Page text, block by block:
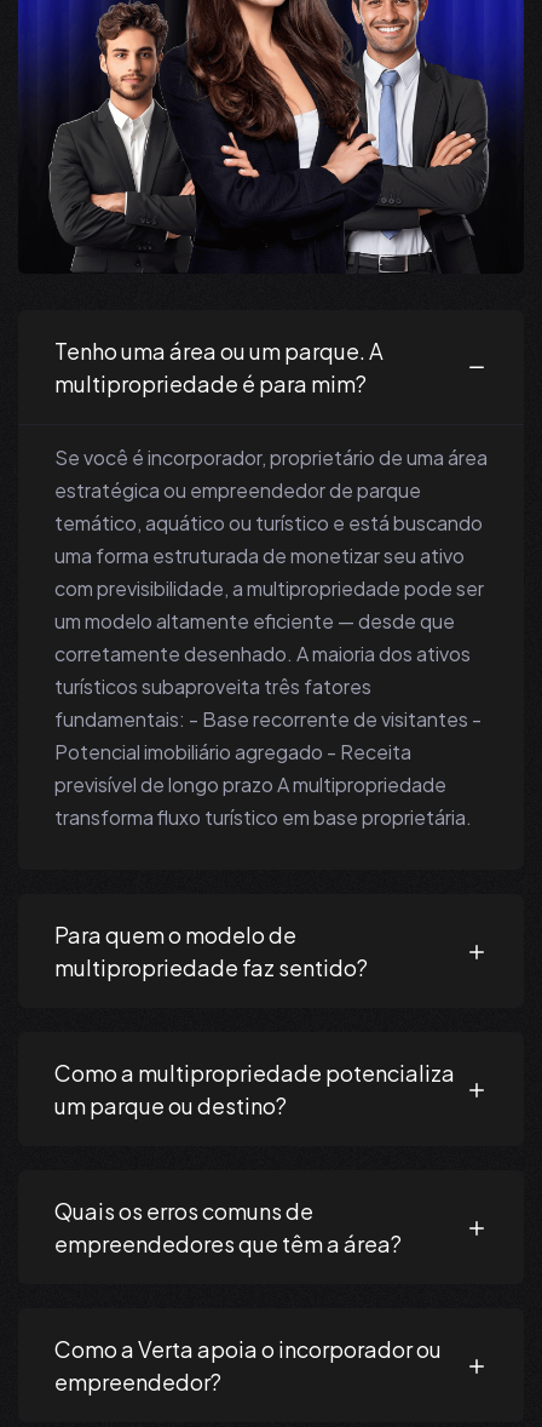
Tenho uma área ou um parque. A
multipropriedade é para mim?
Se você é incorporador, proprietário de uma área
estratégica ou empreendedor de parque
temático, aquático ou turístico e está buscando
uma forma estruturada de monetizar seu ativo
com previsibilidade, a multipropriedade pode ser
um modelo altamente eficiente — desde que
corretamente desenhado. A maioria dos ativos
turísticos subaproveita três fatores
fundamentais: - Base recorrente de visitantes -
Potencial imobiliário agregado - Receita
previsível de longo prazo A multipropriedade
transforma fluxo turístico em base proprietária.
Para quem o modelo de
multipropriedade faz sentido?
Como a multipropriedade potencializa
um parque ou destino?
Quais os erros comuns de
empreendedores que têm a área?
Como a Verta apoia o incorporador ou
empreendedor?